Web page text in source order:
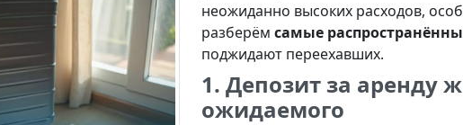
неожиданно высоких расходов,
разберём самые
поджидают переехавших.
1. Депозит за аренду
ожидаемого